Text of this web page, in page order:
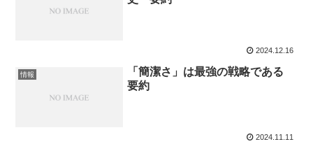
2024.12.16
情報
「簡潔さ」は最強の戦略である
要約
2024.11.11